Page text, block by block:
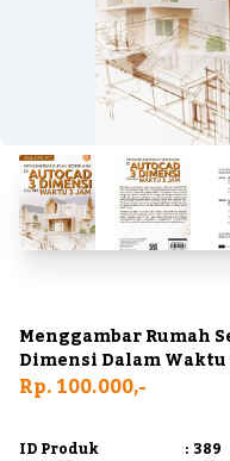
Menggambar Rumah
Dimensi Dalam Waktu
Rp. 100.000,-
ID Produk : 389